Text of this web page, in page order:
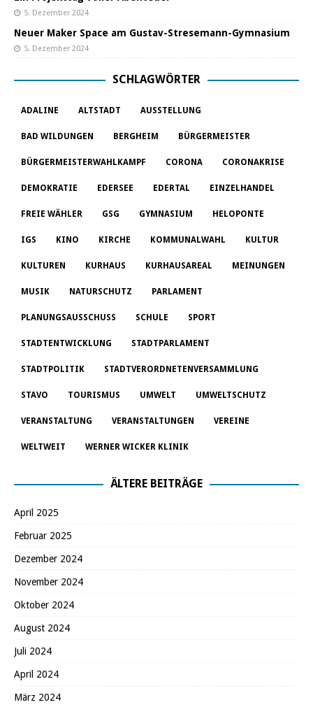
5. Dezember 2024
Neuer Maker Space am Gustav-Stresemann-Gymnasium
5. Dezember 2024
SCHLAGWÖRTER
ADALINE ALTSTADT AUSSTELLUNG
BAD WILDUNGEN BERGHEIM BÜRGERMEISTER
BÜRGERMEISTERWAHLKAMPF CORONA CORONAKRISE
DEMOKRATIE EDERSEE EDERTAL EINZELHANDEL
FREIE WÄHLER GSG GYMNASIUM HELOPONTE
IGS KINO KIRCHE KOMMUNALWAHL KULTUR
KULTUREN KURHAUS KURHAUSAREAL MEINUNGEN
MUSIK NATURSCHUTZ PARLAMENT
PLANUNGSAUSSCHUSS SCHULE SPORT
STADTENTWICKLUNG STADTPARLAMENT
STADTPOLITIK STADTVERORDNETENVERSAMMLUNG
STAVO TOURISMUS UMWELT UMWELTSCHUTZ
VERANSTALTUNG VERANSTALTUNGEN VEREINE
WELTWEIT WERNER WICKER KLINIK
ÄLTERE BEITRÄGE
April 2025
Februar 2025
Dezember 2024
November 2024
Oktober 2024
August 2024
Juli 2024
April 2024
März 2024